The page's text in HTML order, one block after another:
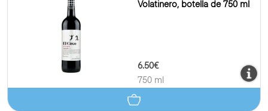
Volatinero, botella de 750 ml
6.50€
750 ml